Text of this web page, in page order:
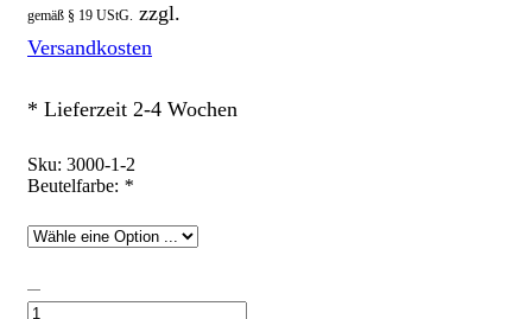
gemäß § 19 UStG. zzgl.
Versandkosten
* Lieferzeit 2-4 Wochen
Sku: 3000-1-2
Beutelfarbe: *
Stoffbeutel